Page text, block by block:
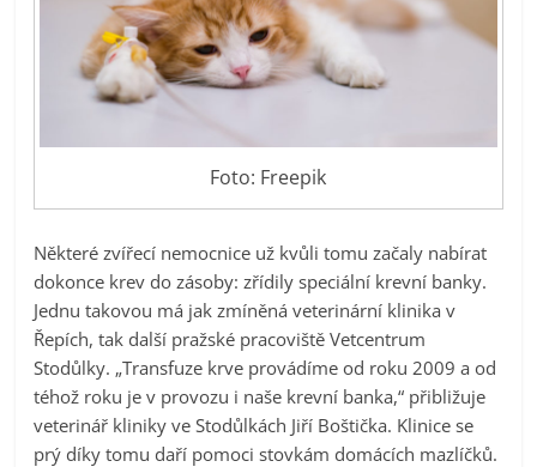
Foto: Freepik
Některé zvířecí nemocnice už kvůli tomu začaly nabírat
dokonce krev do zásoby: zřídily speciální krevní banky.
Jednu takovou má jak zmíněná veterinární klinika v
Řepích, tak další pražské pracoviště Vetcentrum
Stodůlky. „Transfuze krve provádíme od roku 2009 a od
téhož roku je v provozu i naše krevní banka,“ přibližuje
veterinář kliniky ve Stodůlkách Jiří Boštička. Klinice se
prý díky tomu daří pomoci stovkám domácích mazlíčků.